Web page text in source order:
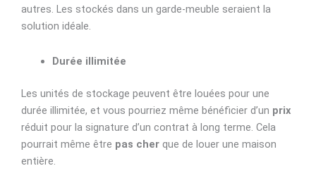
autres. Les stockés dans un garde-meuble seraient la
solution idéale.
Durée illimitée
Les unités de stockage peuvent être louées pour une
durée illimitée, et vous pourriez même bénéficier d’un prix
réduit pour la signature d’un contrat à long terme. Cela
pourrait même être pas cher que de louer une maison
entière.